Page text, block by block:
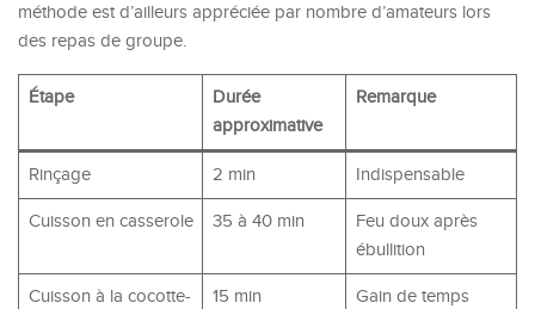
méthode est d’ailleurs appréciée par nombre d’amateurs lors
des repas de groupe.
Étape
Durée
approximative
Remarque
Rinçage 2 min Indispensable
Cuisson en casserole 35 à 40 min
Feu doux après
ébullition
Cuisson à la cocotte-
15 min
Gain de temps